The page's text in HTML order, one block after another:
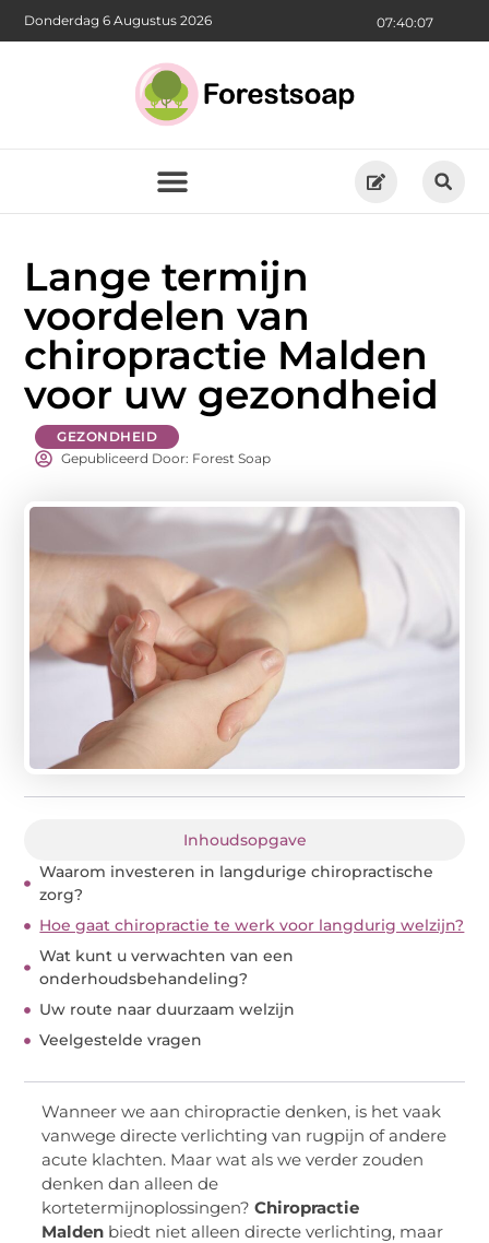
07:40:09
Donderdag 6 Augustus 2026
Lange termijn
voordelen van
chiropractie Malden
voor uw gezondheid
GEZONDHEID
Gepubliceerd Door: Forest Soap
Inhoudsopgave
Waarom investeren in langdurige chiropractische
zorg?
Hoe gaat chiropractie te werk voor langdurig welzijn?
Wat kunt u verwachten van een
onderhoudsbehandeling?
Uw route naar duurzaam welzijn
Veelgestelde vragen
Wanneer we aan chiropractie denken, is het vaak
vanwege directe verlichting van rugpijn of andere
acute klachten. Maar wat als we verder zouden
denken dan alleen de
kortetermijnoplossingen?Chiropractie
Malden biedt niet alleen directe verlichting, maar